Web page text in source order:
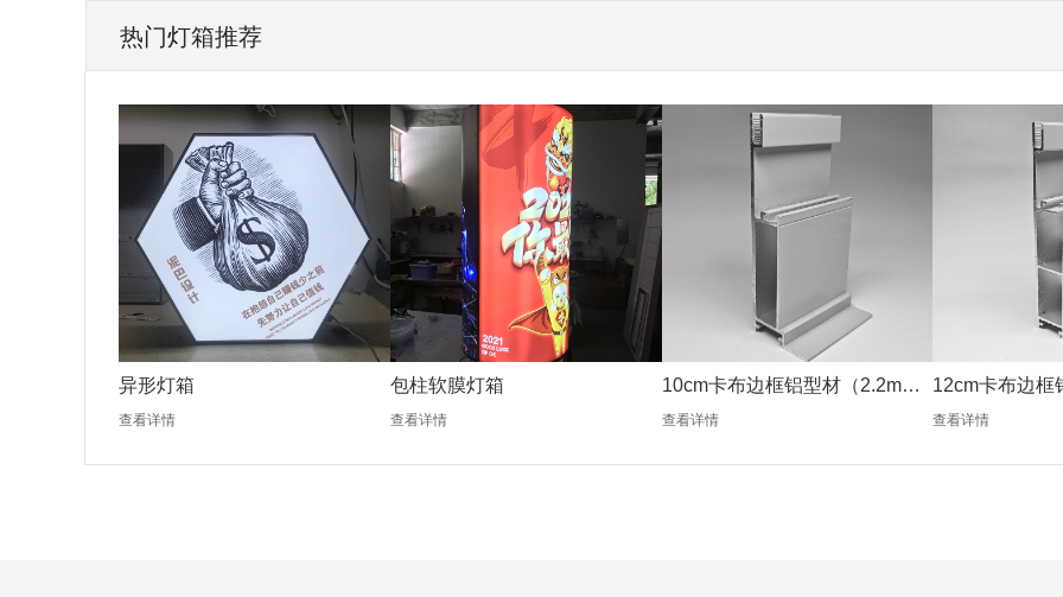
热门灯箱推荐
异形灯箱
查看详情
包柱软膜灯箱
查看详情
10cm卡布边框铝型材（2.2mm
银色）
查看详情
12cm卡布边框
银色）
查看详情